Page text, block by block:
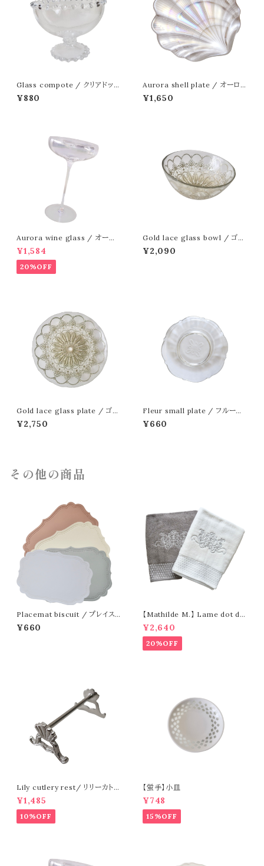
Glass compote / クリアドッド
ガラスコンポート
¥880
Aurora shell plate / オーロラ
シェルプレート
¥1,650
Aurora wine glass / オーロ
ラ ワイングラス
¥1,584
20%OFF
Gold lace glass bowl / ゴー
ルドレースガラスボウル 15cm
¥2,090
Gold lace glass plate / ゴー
ルドレースガラスプレート 21cm
¥2,750
Fleur small plate / フルール
小皿
¥660
その他の商品
Placemat biscuit / プレイス
マット ビスケット
¥660
【Mathilde M.】 Lame dot de
sign towel / ラメドットデザイ
ンタオル
¥2,640
20%OFF
Lily cutlery rest/ リリーカトラ
リーレスト
¥1,485
10%OFF
【蛍手】小皿
¥748
15%OFF